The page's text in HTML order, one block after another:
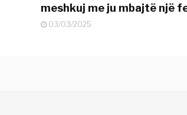
meshkuj me ju mbajtë një
03/03/2025